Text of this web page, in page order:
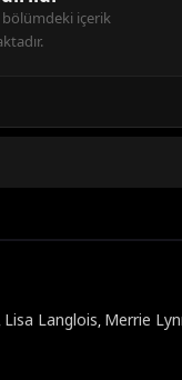
bölümdeki içerik
, Lisa Langlois, Merrie